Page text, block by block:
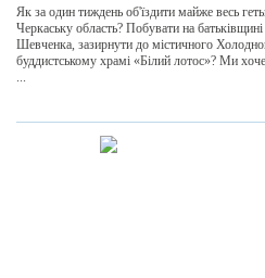
Як за один тиждень об'їздити майже весь
Черкаську область? Побувати на
Шевченка, зазирнути до містичного
буддистському храмі «Білий лотос»? Ми
...